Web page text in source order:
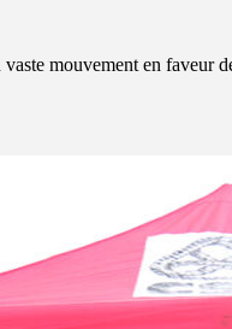
mouvement en faveur